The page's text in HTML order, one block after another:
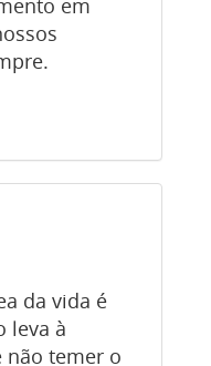
da vida é
leva à
não temer o